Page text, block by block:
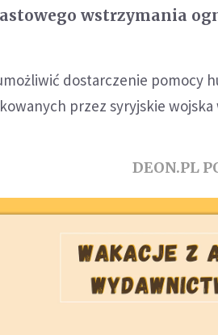
wstrzymania
dostarczenie pomocy
przez syryjskie wojska
DEON.PL